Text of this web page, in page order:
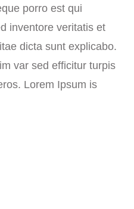
porro est qui
inventore veritatis et
dicta sunt explicabo.
var sed efficitur turpis
Lorem Ipsum is